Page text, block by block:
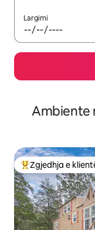
Largimi
Ambiente
Më të mirat e
Zgjedhja e